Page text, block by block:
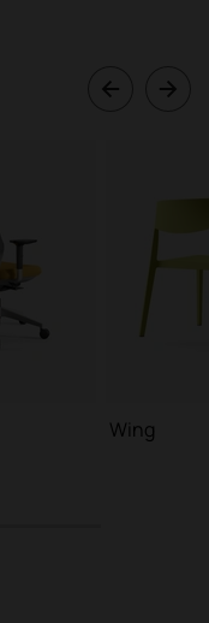
Wing